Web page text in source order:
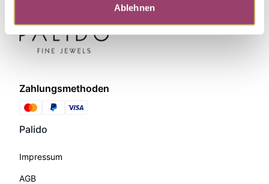
Ablehnen
Zahlungsmethoden
Palido
Impressum
AGB